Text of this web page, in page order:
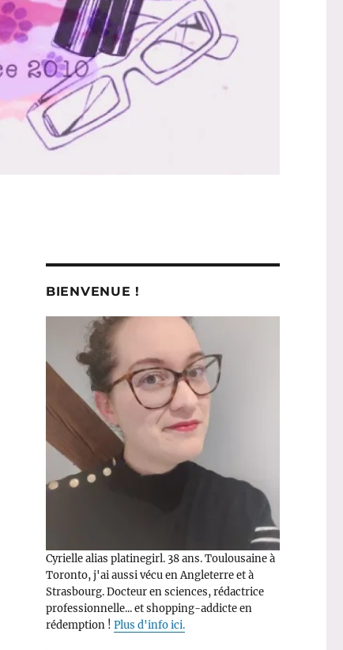
BIENVENUE !
Cyrielle alias platinegirl. 38 ans. Toulousaine à
Toronto, j'ai aussi vécu en Angleterre et à
Strasbourg. Docteur en sciences, rédactrice
professionnelle... et shopping-addicte en
rédemption ! Plus d'info ici.